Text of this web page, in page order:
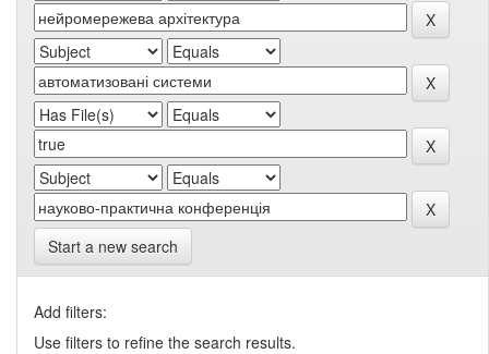
Start a new search
Add filters:
Use filters to refine the search results.